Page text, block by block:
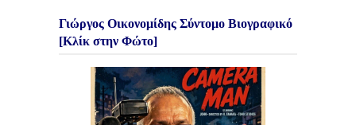
Γιώργος Οικονομίδης Σύντομο Βιογραφικό
[Κλίκ στην Φώτο]